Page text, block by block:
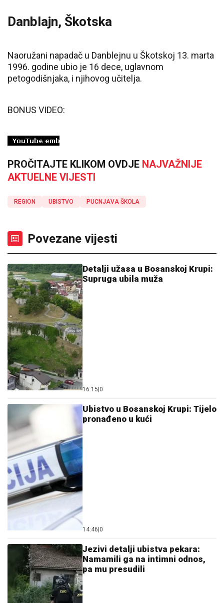
Danblajn, Škotska
Naoružani napadač u Danblejnu u Škotskoj 13. marta
1996. godine ubio je 16 dece, uglavnom
petogodišnjaka, i njihovog učitelja.
BONUS VIDEO:
PROČITAJTE KLIKOM OVDJE NAJVAŽNIJE
AKTUELNE VIJESTI
REGION UBISTVO PUCNJAVA ŠKOLA
Povezane vijesti
Detalji užasa u Bosanskoj Krupi:
Supruga ubila muža
16:15 0
Ubistvo u Bosanskoj Krupi: Tijelo
pronađeno u kući
14:46 0
Jezivi detalji ubistva pekara:
Namamili ga na intimni odnos,
pa mu presudili